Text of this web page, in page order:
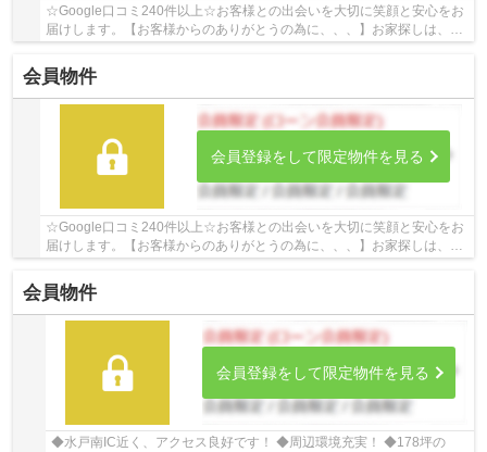
☆Google口コミ240件以上☆お客様との出会いを大切に笑顔と安心をお
届けします。【お客様からのありがとうの為に、、、】お家探しは、ひ
会員物件
会員登録をして限定物件を見る
☆Google口コミ240件以上☆お客様との出会いを大切に笑顔と安心をお
届けします。【お客様からのありがとうの為に、、、】お家探しは、ひ
だまりハウスにご相談ください！
会員物件
会員登録をして限定物件を見る
◆水戸南IC近く、アクセス良好です！ ◆周辺環境充実！ ◆178坪の